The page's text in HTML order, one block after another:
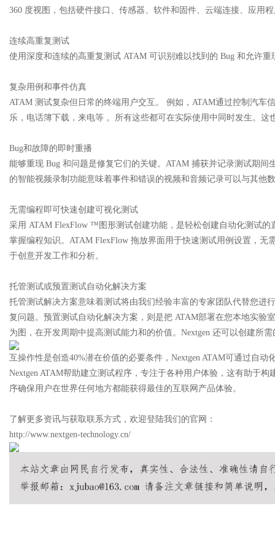
360 度视图，包括硬件接口、传感器、软件和固件、云端连接、应用
连续高重复测试
使用深度和连续的高重复测试 ATAM 可识别难以找到的 Bug 和允许重
复杂用例和事件仿真
ATAM 测试复杂但日常的终端用户交互。 例如，ATAM通过控制汽车
乐，电话簿下载，来电等 。所有这些都可在实际使用中同时发生。
Bug和故障的即时重播
能够重现 Bug 和问题是修复它们的关键。ATAM 捕获并记录测试期
的智能视频录制功能意味着事件和错误的视频和音频记录可以与其他
无需编程即可快速创建可视化测试
采用 ATAM FlexFlow ™图形测试创建功能，是轻松创建自动化测试
掌握编程知识。ATAM FlexFlow 拖放界面用于快速测试用例设置，
于创意开发工作和分析。
托管测试或预置测试自动化解决方案
托管测试解决方案意味着测试将由我们经验丰富的专家团队代替您进
复问题。预置测试自动化解决方案，则是把 ATAM部署在您本地实验
为图，在开发周期中提高测试能力和的价值。Nextgen 还可以创建所
互操作性是创造40%潜在价值的必要条件，Nextgen ATAM可通过自
Nextgen ATAM帮助建立测试程序，专注于各种用户体验，这有助于
序确保用户在世界任何地方都能获得最佳的互联网产品体验。
了解更多资讯与获取联系方式，欢迎登陆我们的官网：
http://www.nextgen-technology.cn/